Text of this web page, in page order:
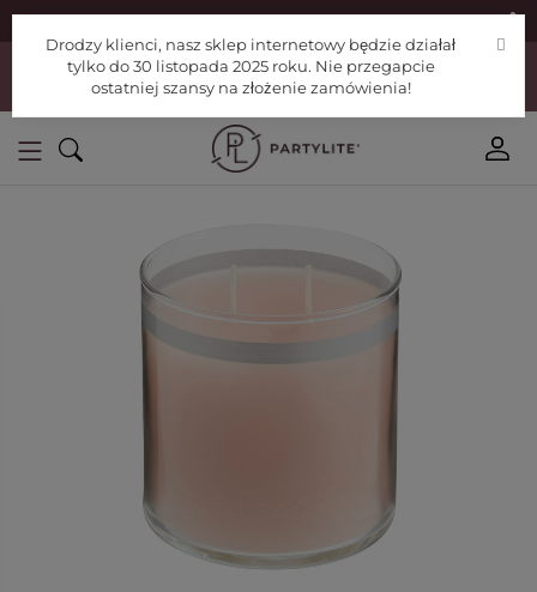
|
Drodzy klienci, nasz sklep internetowy będzie działał tylko do 30
listopada 2025 roku. Nie przegapcie ostatniej szansy na złożenie
zamówienia!
Drodzy klienci, nasz sklep internetowy będzie działał
tylko do 30 listopada 2025 roku. Nie przegapcie
ostatniej szansy na złożenie zamówienia!